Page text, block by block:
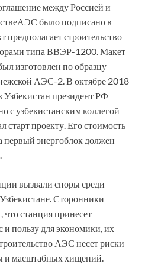
между Россией и
было подписано в
предполагает строительство
типа ВВЭР-1200. Макет
изготовлен по образцу
АЭС-2. В октябре 2018
Узбекистан президент РФ
с узбекистанским коллегой
проекту. Его стоимость
первый энергоблок должен
вызвали споры среди
Сторонники
что станция принесет
и пользу для экономики, их
АЭС несет риски
и масштабных хищений.